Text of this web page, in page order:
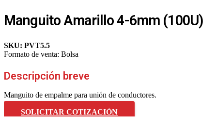
Manguito Amarillo 4-6mm (100U)
SKU: PVT5.5
Formato de venta: Bolsa
Descripción breve
Manguito de empalme para unión de conductores.
SOLICITAR COTIZACIÓN